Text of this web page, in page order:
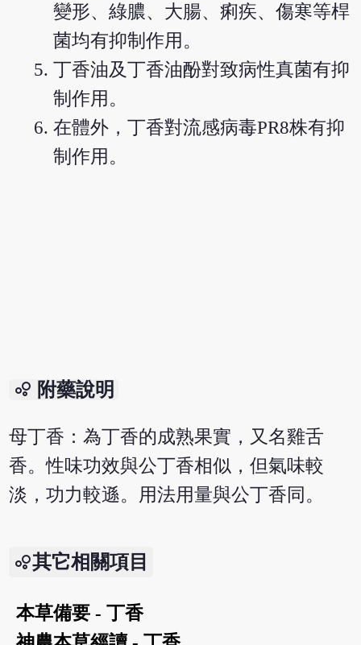
變形、綠膿、大腸、痢疾、傷寒等桿
菌均有抑制作用。
丁香油及丁香油酚對致病性真菌有抑
制作用。
在體外，丁香對流感病毒PR8株有抑
制作用。
bubble_chart 附藥說明
母丁香：為丁香的成熟果實，又名雞舌
香。性味功效與公丁香相似，但氣味較
淡，功力較遜。用法用量與公丁香同。
其它相關項目
本草備要 - 丁香